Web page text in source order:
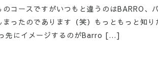
コースですがいつもと違うのはBARRO
ったのであります（笑）もっともっと知
先にイメージするのがBarro […]